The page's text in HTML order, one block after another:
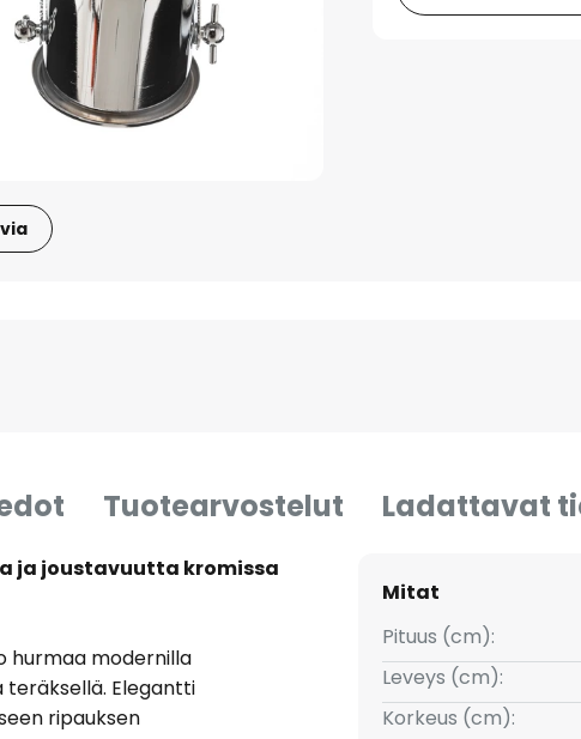
Tuotearvostelut Ladattavat
ja joustavuutta kromissa
hurmaa modernilla
teräksellä. Elegantti
ripauksen
Mitat
Pituus (cm):
Leveys (cm):
Korkeus (cm):